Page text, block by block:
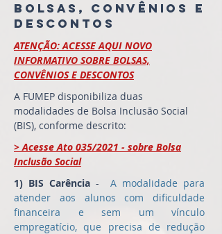
bolsas, convênios e
descontos
ATENÇÃO: ACESSE AQUI NOVO
INFORMATIVO SOBRE BOLSAS,
CONVÊNIOS E DESCONTOS
A FUMEP disponibiliza duas
modalidades de Bolsa Inclusão Social
(BIS), conforme descrito:
> Acesse Ato 035/2021 - sobre Bolsa
Inclusão Social
1) BIS Carência - A modalidade para
atender aos alunos com dificuldade
financeira e sem um vínculo
empregatício, que precisa de redução